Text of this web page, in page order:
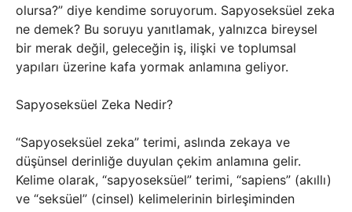
olursa?” diye kendime soruyorum. Sapyoseksüel zeka
ne demek? Bu soruyu yanıtlamak, yalnızca bireysel
bir merak değil, geleceğin iş, ilişki ve toplumsal
yapıları üzerine kafa yormak anlamına geliyor.
Sapyoseksüel Zeka Nedir?
“Sapyoseksüel zeka” terimi, aslında zekaya ve
düşünsel derinliğe duyulan çekim anlamına gelir.
Kelime olarak, “sapyoseksüel” terimi, “sapiens” (akıllı)
ve “seksüel” (cinsel) kelimelerinin birleşiminden